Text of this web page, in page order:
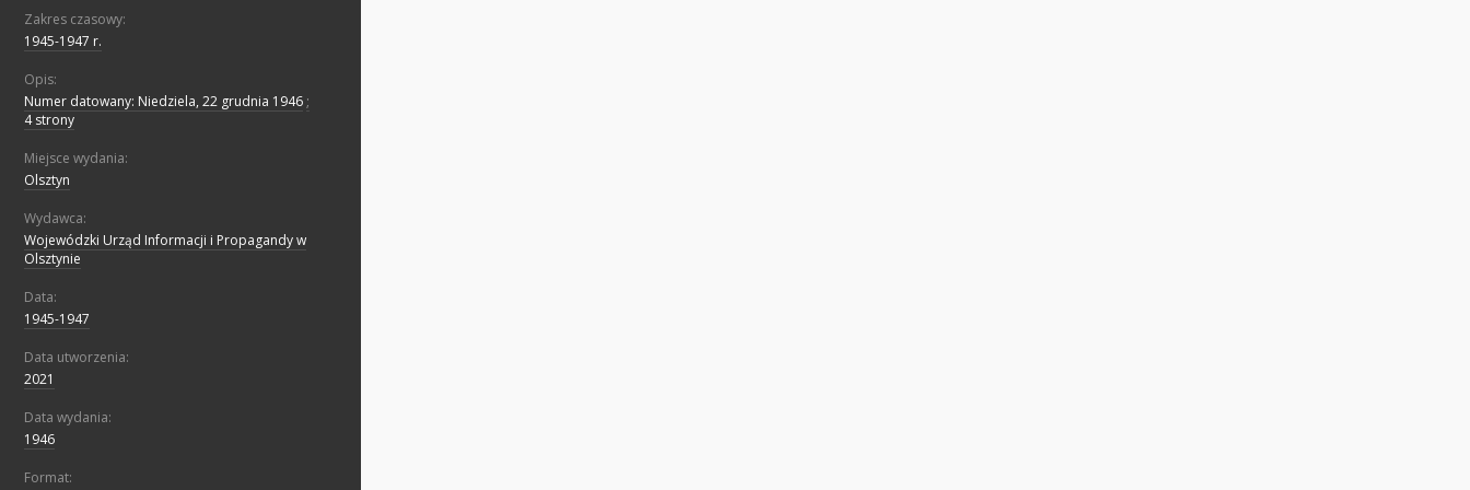
Zakres czasowy:
1945-1947 r.
Opis:
Numer datowany: Niedziela, 22 grudnia 1946 ;
4 strony
Miejsce wydania:
Olsztyn
Wydawca:
Wojewódzki Urząd Informacji i Propagandy w
Olsztynie
Data:
1945-1947
Data utworzenia:
2021
Data wydania:
1946
Format: